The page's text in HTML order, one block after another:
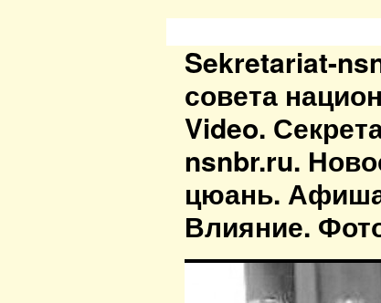
Sekretariat-
совета
Video.
nsnbr.ru.
цюань.
Влияние.